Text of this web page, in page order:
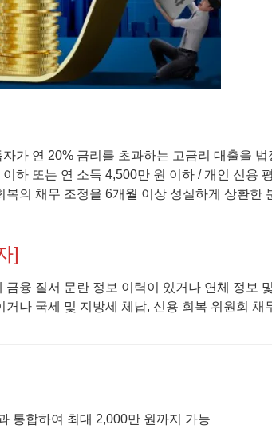
가 연 20% 금리를 초과하는 고금리 대출을
하 또는 연 소득 4,500만 원 이하 / 개인 신용
의 채무 조정을 6개월 이상 성실하게 상환한
]
금융 질서 문란 정보 이력이 있거나 연체 정보
거나 국세 및 지방세 체납, 신용 회복 위원회 채
통합하여 최대 2,000만 원까지 가능